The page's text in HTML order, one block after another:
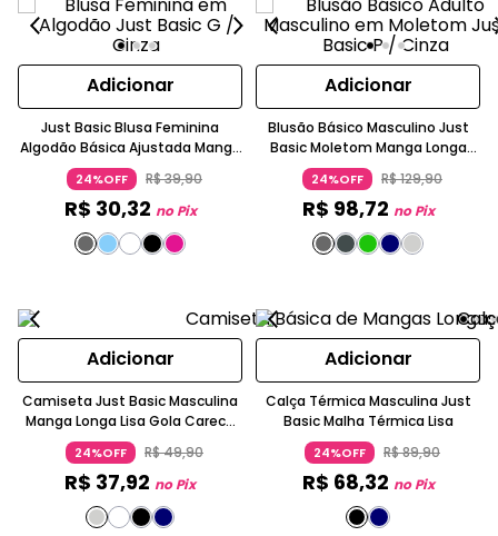
Adicionar
Just Basic Blusa Feminina
Algodão Básica Ajustada Manga
Curta Decote Redondo Liso
24%OFF R$39,90
R$ 30,32 no Pix
Adicionar
Blusão Básico Masculino Just
Basic Moletom Manga Longa
Lisa Verde Oliva
24%OFF R$129,90
R$ 98,72 no Pix
Adicionar
Camiseta Just Basic Masculina
Manga Longa Lisa Gola Careca
Algodão Casual
24%OFF R$49,90
R$ 37,92 no Pix
Adicionar
Calça Térmica Masculina Just
Basic Malha Térmica Lisa
24%OFF R$89,90
R$ 68,32 no Pix